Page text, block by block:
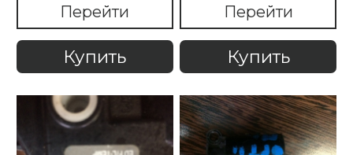
Optima 2010 -2015.
Перейти
Купить
Перейти
Купить